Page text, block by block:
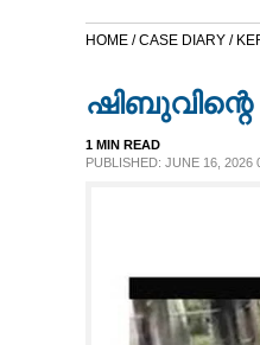
HOME /CASE DIARY /
1 MIN READ
PUBLISHED: JUNE 16, 2026